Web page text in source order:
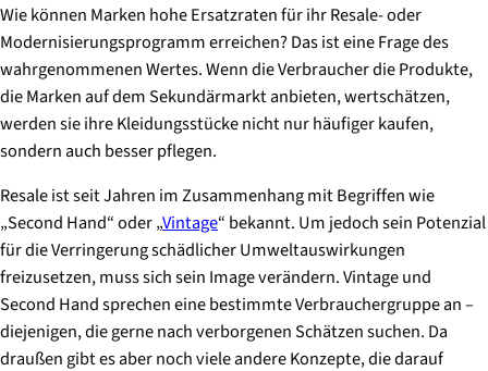
Wie können Marken hohe Ersatzraten für ihr Resale- oder
Modernisierungsprogramm erreichen? Das ist eine Frage des
wahrgenommenen Wertes. Wenn die Verbraucher die Produkte,
die Marken auf dem Sekundärmarkt anbieten, wertschätzen,
werden sie ihre Kleidungsstücke nicht nur häufiger kaufen,
sondern auch besser pflegen.
Resale ist seit Jahren im Zusammenhang mit Begriffen wie
„Second Hand“ oder „Vintage“ bekannt. Um jedoch sein Potenzial
für die Verringerung schädlicher Umweltauswirkungen
freizusetzen, muss sich sein Image verändern. Vintage und
Second Hand sprechen eine bestimmte Verbrauchergruppe an –
diejenigen, die gerne nach verborgenen Schätzen suchen. Da
draußen gibt es aber noch viele andere Konzepte, die darauf